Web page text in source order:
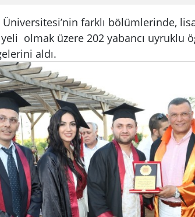
farklı bölümlerinde,
olmak üzere 202 yabancı uyruklu
aldı.